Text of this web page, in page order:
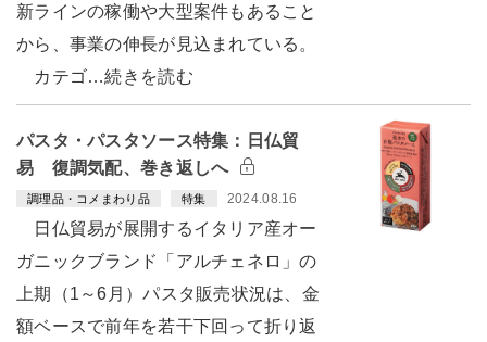
新ラインの稼働や大型案件もあること
から、事業の伸長が見込まれている。
カテゴ…続きを読む
パスタ・パスタソース特集：日仏貿
易 復調気配、巻き返しへ
調理品・コメまわり品 特集 2024.08.16
日仏貿易が展開するイタリア産オー
ガニックブランド「アルチェネロ」の
上期（1～6月）パスタ販売状況は、金
額ベースで前年を若干下回って折り返